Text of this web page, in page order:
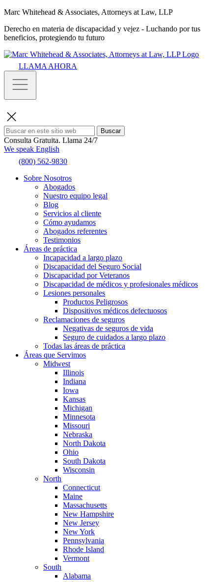
Marc Whitehead & Associates, Attorneys at Law, LLP
Derecho en materia de discapacidad y vejez - Luchando por tus
beneficios, protegiendo tu futuro
LLAMA AHORA
Buscar
Consulta Gratuita. Llama 24/7
We speak English
(800) 562-9830
Sobre Nosotros
Abogados
Nuestro equipo legal
Blog
Servicios al cliente
Cómo ayudamos
Abogados referentes
Testimonios
Áreas de práctica
Incapacidad a largo plazo
Discapacidad del Seguro Social
Discapacidad por Veteranos
Discapacidad de médicos y profesionales médicos
Lesiones personales
Productos Peligrosos
Dispositivos médicos defectuosos
Reclamaciones de seguros
Negativas de seguros de vida
Seguro de cuidados a largo plazo
Todas las áreas de práctica
Áreas que Servimos
Midwest
Illinois
Indiana
Iowa
Kansas
Michigan
Minnesota
Missouri
Nebraska
North Dakota
Ohio
South Dakota
Wisconsin
North
Connecticut
Maine
Massachusetts
New Hampshire
New Jersey
New York
Pennsylvania
Rhode Island
Vermont
South
Alabama